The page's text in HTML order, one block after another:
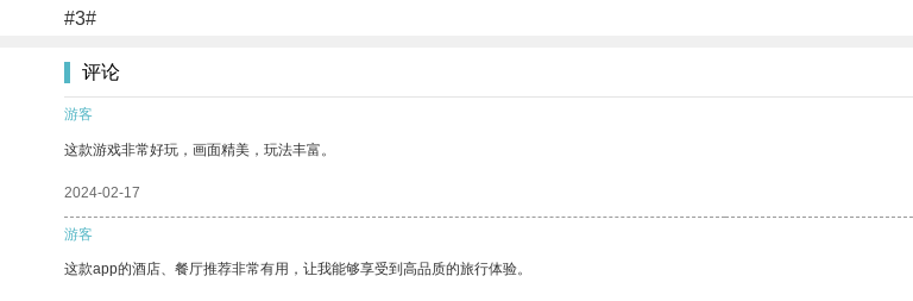
#3#
评论
游客
这款游戏非常好玩，画面精美，玩法丰富。
2024-02-17
游客
这款app的酒店、餐厅推荐非常有用，让我能够享受到高品质的旅行体验。